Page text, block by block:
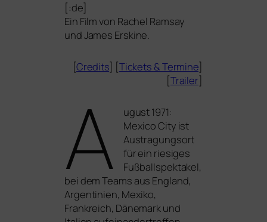
[:de]
Ein Film von Rachel Ramsay
und James Erskine.
[Credits] [Tickets &Termine]
[Trailer]
A
ugust 1971:
Mexico City ist
Austragungsort
für ein rie­si­ges
Fußballspektakel,
bei dem Teams aus England,
Argentinien, Mexiko,
Frankreich, Dänemark und